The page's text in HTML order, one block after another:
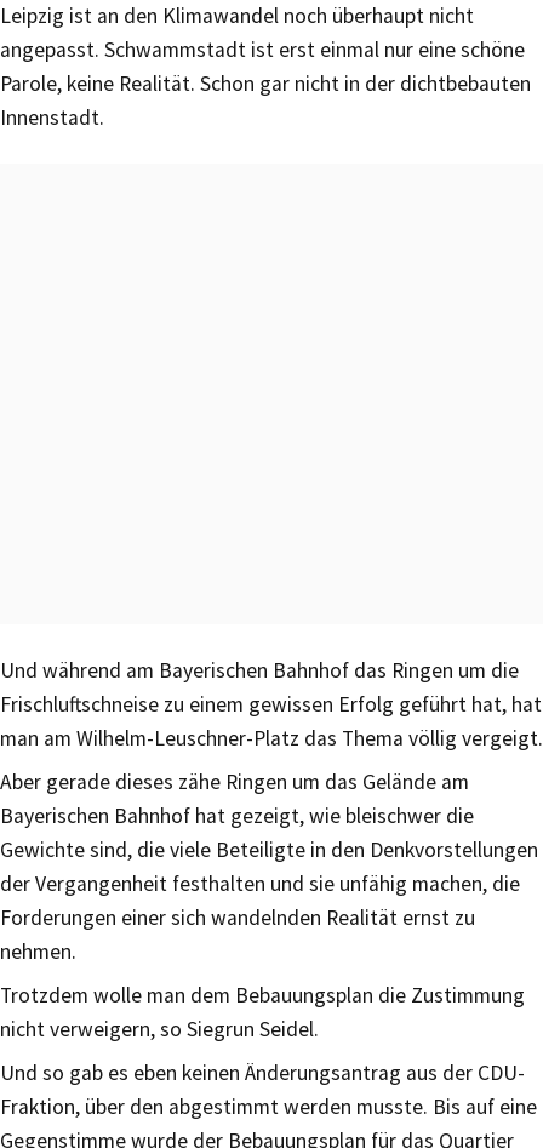
Leipzig ist an den Klimawandel noch überhaupt nicht
angepasst. Schwammstadt ist erst einmal nur eine schöne
Parole, keine Realität. Schon gar nicht in der dichtbebauten
Innenstadt.
Und während am Bayerischen Bahnhof das Ringen um die
Frischluftschneise zu einem gewissen Erfolg geführt hat, hat
man am Wilhelm-Leuschner-Platz das Thema völlig vergeigt.
Aber gerade dieses zähe Ringen um das Gelände am
Bayerischen Bahnhof hat gezeigt, wie bleischwer die
Gewichte sind, die viele Beteiligte in den Denkvorstellungen
der Vergangenheit festhalten und sie unfähig machen, die
Forderungen einer sich wandelnden Realität ernst zu
nehmen.
Trotzdem wolle man dem Bebauungsplan die Zustimmung
nicht verweigern, so Siegrun Seidel.
Und so gab es eben keinen Änderungsantrag aus der CDU-
Fraktion, über den abgestimmt werden musste. Bis auf eine
Gegenstimme wurde der Bebauungsplan für das Quartier